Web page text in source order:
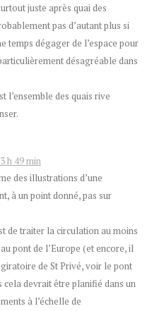
juste après quai des
pas d’autant plus si
temps dégager de l’espace pour
désagréable dans
l’ensemble des quais rive
h 49 min
des illustrations d’une
à un point donné, pas sur
de traiter la circulation au moins
pont de l’Europe (et encore, il
de St Privé, voir le pont
cela devrait être planifié dans un
à l’échelle de